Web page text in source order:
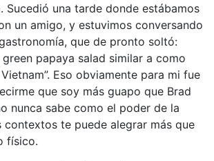
Sucedió una tarde donde estábamos
un amigo, y estuvimos conversando
que de pronto soltó:
green papaya salad similar a como
Eso obviamente para mi fue
que soy más guapo que Brad
nunca sabe como el poder de la
contextos te puede alegrar más que
físico.